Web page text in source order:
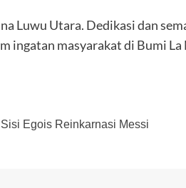
Luwu Utara. Dedikasi dan
ingatan masyarakat di Bumi
Egois Reinkarnasi Messi